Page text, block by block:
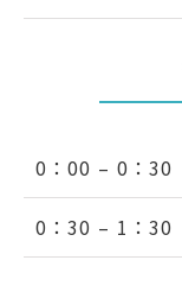
0：00 – 0：30
0：30 – 1：30